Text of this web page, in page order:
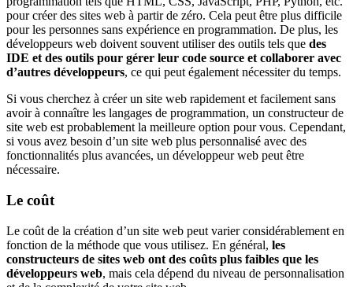
pour créer des sites web à partir de zéro. Cela peut être plus difficile
pour les personnes sans expérience en programmation. De plus, les
développeurs web doivent souvent utiliser des outils tels que des
IDE et des outils pour gérer leur code source et collaborer avec
d’autres développeurs, ce qui peut également nécessiter du temps.
Si vous cherchez à créer un site web rapidement et facilement sans
avoir à connaître les langages de programmation, un constructeur de
site web est probablement la meilleure option pour vous. Cependant,
si vous avez besoin d’un site web plus personnalisé avec des
fonctionnalités plus avancées, un développeur web peut être
nécessaire.
Le coût
Le coût de la création d’un site web peut varier considérablement en
fonction de la méthode que vous utilisez. En général, les
constructeurs de sites web ont des coûts plus faibles que les
développeurs web, mais cela dépend du niveau de personnalisation